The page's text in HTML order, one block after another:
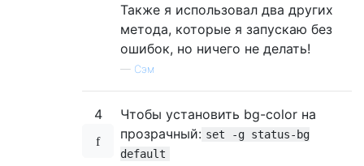
Также я использовал два других
метода, которые я запускаю без
ошибок, но ничего не делать!
— Сэм
4
Чтобы установить bg-color на
прозрачный: set -g status-bg
default